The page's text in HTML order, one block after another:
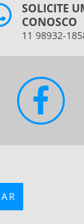
SOLICITE
CONOSCO
11 98932-